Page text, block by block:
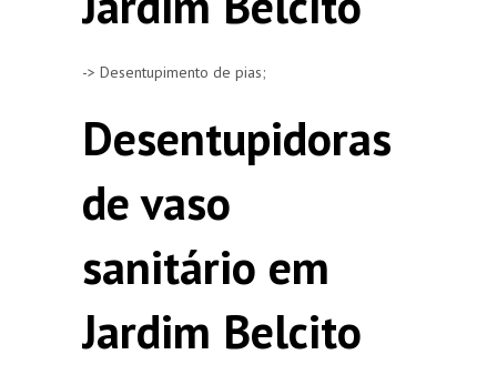
-> Desentupimento de pias;
Desentupidoras
de vaso
sanitário em
Jardim Belcito